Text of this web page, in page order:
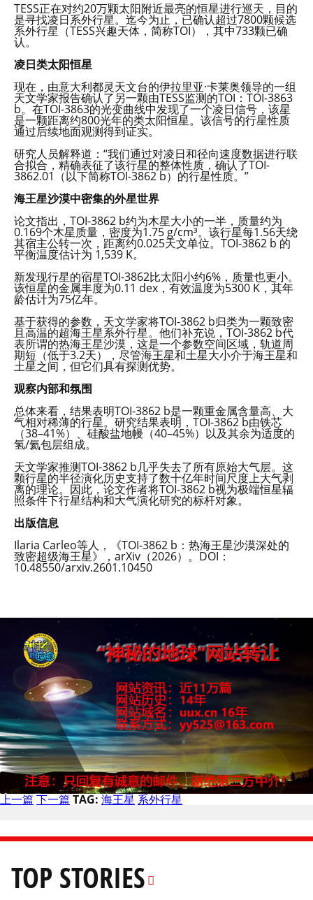
TESS正在对约20万颗太阳附近最亮的恒星进行巡天，目的
是寻找凌日系外行星。迄今为止，已确认超过7800颗候选
系外行星（TESS兴趣天体，简称TOI），其中733颗已确
认。
凌日类太阳恒星
现在，由意大利都灵天文台的伊拉里亚·卡莱奥领导的一组
天文学家报告确认了另一颗由TESS监测的TOI：TOI-3863
b。在TOI-3863的光变曲线中发现了一个凌日信号，该星
是一颗距离约800光年的类太阳恒星。该信号的行星性质
通过后续地面观测得到证实。
研究人员解释道：“我们通过对凌日和径向速度数据进行联
合拟合，精确表征了该行星的整体性质，确认了TOI-
3862.01（以下简称TOI-3862 b）的行星性质。”
海王星沙漠中密集的外星世界
论文指出，TOI-3862 b约为木星大小的一半，质量约为
0.169个木星质量，密度为1.75 g/cm³。该行星每1.56天绕
其宿主公转一次，距离约0.025天文单位。TOI-3862 b 的
平衡温度估计为 1,539 K。
新发现行星的宿星TOI-3862比太阳小约6%，质量也更小。
该恒星的金属丰度为0.11 dex，有效温度为5300 K，其年
龄估计为75亿年。
基于获得的参数，天文学家将TOI-3862 b归类为一颗致密
且高温的超海王星系外行星。他们补充说，TOI-3862 b代
表所谓的热海王星沙漠，这是一个参数空间区域，轨道周
期短（低于3.2天），尽管海王星和土星大小介于海王星和
土星之间，但它们具有探测优势。
观察内部和氛围
总体来看，结果表明TOI-3862 b是一颗重金属含量高、大
气相对稀薄的行星。研究结果表明，TOI-3862 b由铁芯
（38–41%）、硅酸盐地幔（40–45%）以及其余为适度的
氢/氦包层组成。
天文学家推测TOI-3862 b几乎失去了所有原始大气层。这
颗行星的半径演化历史支持了数十亿年时间尺度上大气剥
离的理论。因此，论文作者将TOI-3862 b视为极端恒星辐
照条件下行星结构和大气演化研究的标杆对象。
出版信息
Ilaria Carleo等人，《TOI-3862 b：热海王星沙漠深处的
致密超级海王星》，arXiv（2026）。DOI：
10.48550/arxiv.2601.10450
上一篇 下一篇 TAG: 海王星 系外行星
TOP STORIES